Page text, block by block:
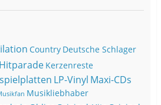
Country Deutsche Schlager
Hitparade Kerzenreste
LP-Vinyl Maxi-CDs
Musikliebhaber